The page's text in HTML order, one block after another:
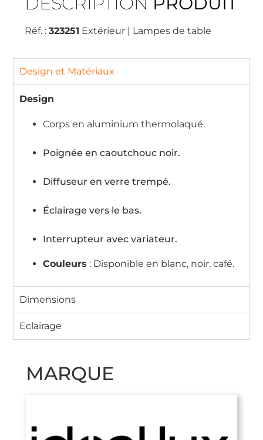
Réf. : 323251 Extérieur | Lampes de table
Design et Matériaux
Design
Corps en aluminium thermolaqué.
Poignée en caoutchouc noir.
Diffuseur en verre trempé.
Éclairage vers le bas.
Interrupteur avec variateur.
Couleurs : Disponible en blanc, noir, café.
Dimensions
Eclairage
MARQUE